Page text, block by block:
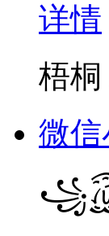
详情
梧桐
微信
꧁꫞꯭